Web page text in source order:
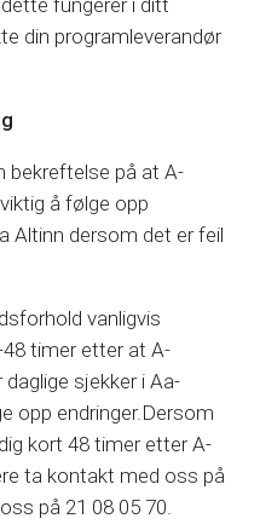
din programleverandør
bekreftelse på at A-
å følge opp
Altinn dersom det er feil
vanligvis
timer etter at A-
sjekker i Aa-
opp endringer.Dersom
kort 48 timer etter A-
ta kontakt med oss på
på 21 08 05 70.